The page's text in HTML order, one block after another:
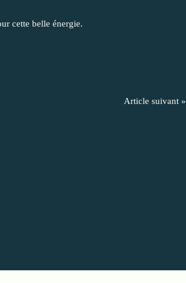
cette belle énergie.
Article suivant »